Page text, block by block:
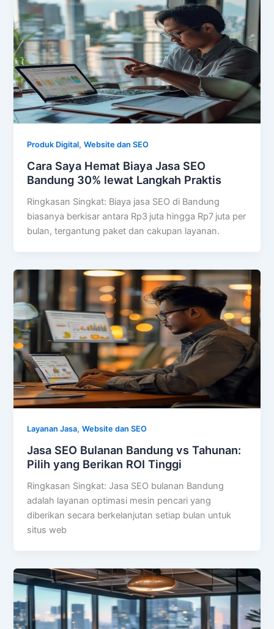
Produk Digital,Website dan SEO
Cara Saya Hemat Biaya Jasa SEO
Bandung 30% lewat Langkah Praktis
Ringkasan Singkat: Biaya jasa SEO di Bandung
biasanya berkisar antara Rp3 juta hingga Rp7 juta per
bulan, tergantung paket dan cakupan layanan.
Layanan Jasa,Website dan SEO
Jasa SEO Bulanan Bandung vs Tahunan:
Pilih yang Berikan ROI Tinggi
Ringkasan Singkat: Jasa SEO bulanan Bandung
adalah layanan optimasi mesin pencari yang
diberikan secara berkelanjutan setiap bulan untuk
situs web